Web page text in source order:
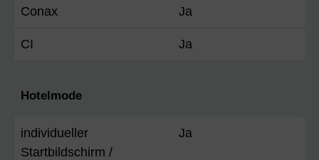
Conax Ja
CI Ja
Hotelmode
individueller
Startbildschirm /
Ja